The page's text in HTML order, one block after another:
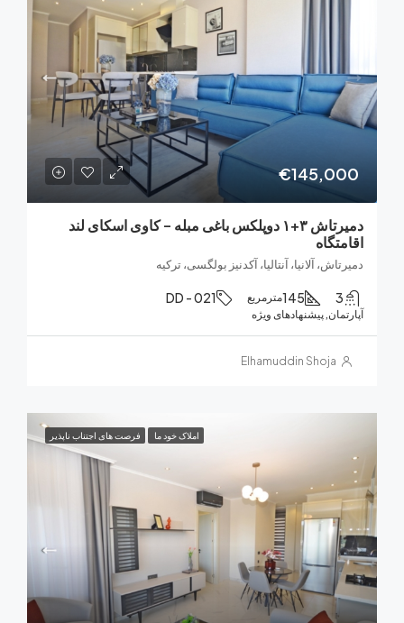
دمیرتاش ۳+۱ دوپلکس باغی مبله – کاوی اسکای لند
آلانیا، آنتالیا، آکدنیز بولگسی، ترکیه
145 مترمربع DD - 021
پیشنهادهای ویژه
Elhamuddin Shoja
فرصت های اجتناب ناپذیر